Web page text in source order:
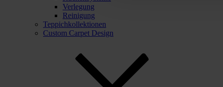
Verlegung
Reinigung
Teppichkollektionen
Custom Carpet Design